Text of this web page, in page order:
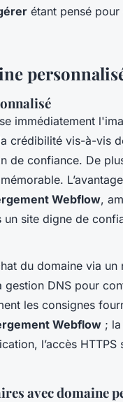
étant pensé
immédiatement
crédibilité vis-à-vis
de confiance. De
Webflow,
un site digne de
du domaine via
DNS pour
les consignes
Webflow ;
l’accès
avec domaine